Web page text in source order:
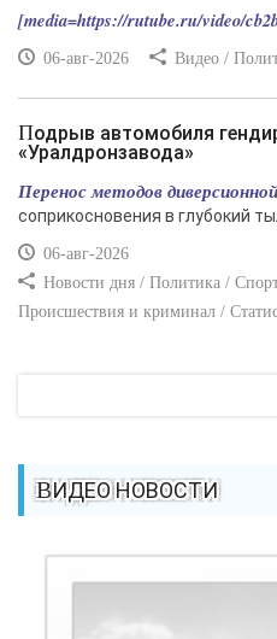
[media=https://rutube.ru/video/
06-авг-2026 Видео /
Подрыв автомобиля гендиректора
«Уралдронзавода»
Перенос методов
соприкосновения в глубокий
06-авг-2026
Новости дня / Политика /
Происшествия и криминал /
ВИДЕО НОВОСТИ